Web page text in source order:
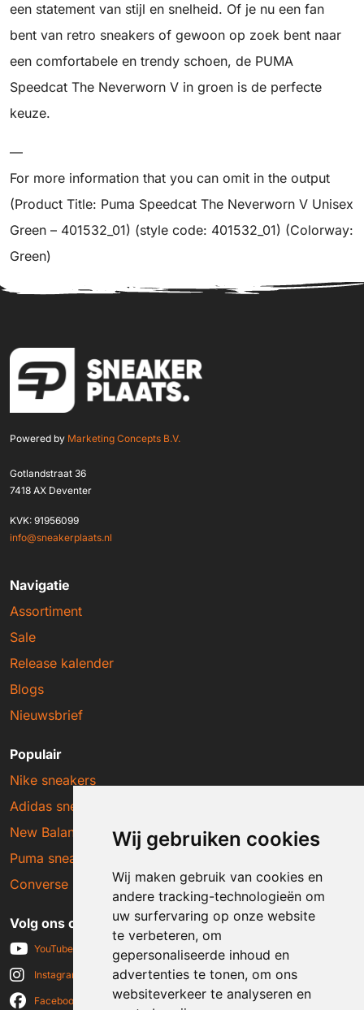
Wij gebruiken cookies
Wij maken gebruik van cookies en
andere tracking-technologieën om
uw surfervaring op onze website
te verbeteren, om
gepersonaliseerde inhoud en
advertenties te tonen, om ons
websiteverkeer te analyseren en
een statement van stijl en snelheid. Of je nu een fan
bent van retro sneakers of gewoon op zoek bent naar
een comfortabele en trendy schoen, de PUMA
Speedcat The Neverworn V in groen is de perfecte
keuze.
—
For more information that you can omit in the output
(Product Title: Puma Speedcat The Neverworn V Unisex
Green – 401532_01) (style code: 401532_01) (Colorway:
Green)
Powered by Marketing Concepts B.V.
Gotlandstraat 36
7418 AX Deventer
KVK: 91956099
info@sneakerplaats.nl
Navigatie
Assortiment
Sale
Release kalender
Blogs
Nieuwsbrief
Populair
Nike sneakers
Adidas sneakers
New Balance sneakers
Puma sneakers
Converse sneakers
Volg ons op social media
YouTube
Instagram
Facebook